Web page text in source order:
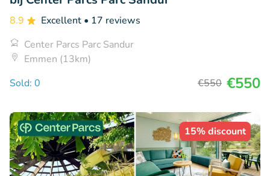
8.9 Excellent • 17 reviews
Center Parcs Parc Sandur
Emmen (13km)
Sold: 0
€550 €550
15% discount